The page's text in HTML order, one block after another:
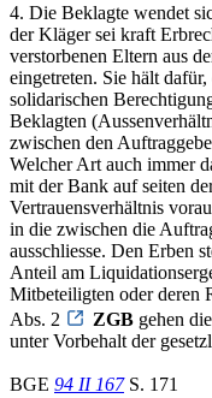
4. Die Beklagte wendet
der Kläger sei kraft
verstorbenen Eltern aus
eingetreten. Sie hält
solidarischen
Beklagten
zwischen den
Welcher Art auch immer
mit der Bank auf seiten
Vertrauensverhältnis
in die zwischen die
ausschliesse. Den Erben
Anteil am
Mitbeteiligten oder deren
Abs. 2
ZGB gehen
unter Vorbehalt der
BGE 94 II 167S. 171